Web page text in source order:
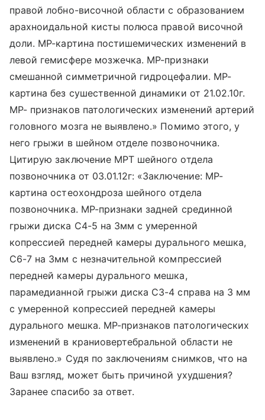
правой лобно-височной области с образованием
арахноидальной кисты полюса правой височной
доли. МР-картина постишемических изменений в
левой гемисфере мозжечка. МР-признаки
смешанной симметричной гидроцефалии. МР-
картина без сушественной динамики от 21.02.10г.
МР- признаков патологических изменений артерий
головного мозга не выявлено.» Помимо этого, у
него грыжи в шейном отделе позвоночника.
Цитирую заключение МРТ шейного отдела
позвоночника от 03.01.12г: «Заключение: МР-
картина остеохондроза шейного отдела
позвоночника. МР-признаки задней срединной
грыжи диска С4-5 на 3мм с умеренной
копрессией передней камеры дурального мешка,
С6-7 на 3мм с незначительной компрессией
передней камеры дурального мешка,
парамедианной грыжи диска С3-4 справа на 3 мм
с умеренной копрессией передней камеры
дурального мешка. МР-признаков патологических
изменений в краниовертебральной области не
выявлено.» Судя по заключениям снимков, что на
Ваш взгляд, может быть причиной ухудшения?
Заранее спасибо за ответ.